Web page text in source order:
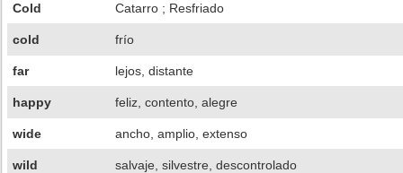
Cold Catarro ; Resfriado
cold frío
far lejos, distante
happy feliz, contento, alegre
wide ancho, amplio, extenso
wild salvaje, silvestre, descontrolado